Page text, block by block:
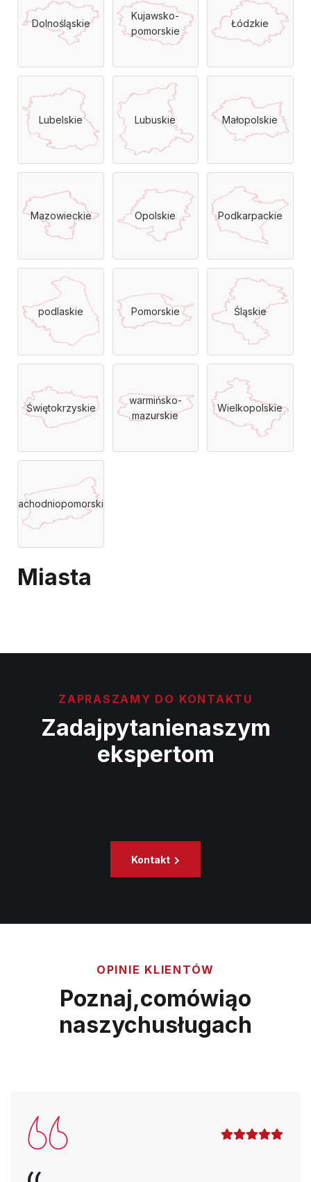
Dolnośląskie
Kujawsko-
pomorskie
Łódzkie
Lubelskie Lubuskie Małopolskie
Mazowieckie Opolskie Podkarpackie
podlaskie Pomorskie Śląskie
Świętokrzyskie
warmińsko-
mazurskie
Wielkopolskie
Zachodniopomorskie
Miasta
ZAPRASZAMY DO KONTAKTU
Zadajpytanienaszym
ekspertom
Kontakt
OPINIE KLIENTÓW
Poznaj,comówiąo
naszychusługach